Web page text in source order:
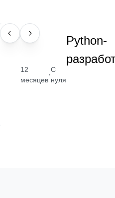
ПРОФЕССИЯ
12
месяцев
·
С
нуля
Python-